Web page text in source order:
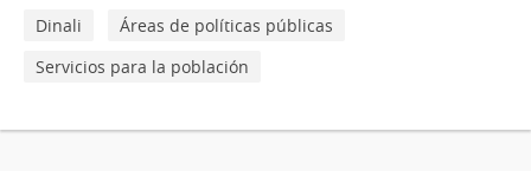
Dinali
Áreas de políticas públicas
Servicios para la población